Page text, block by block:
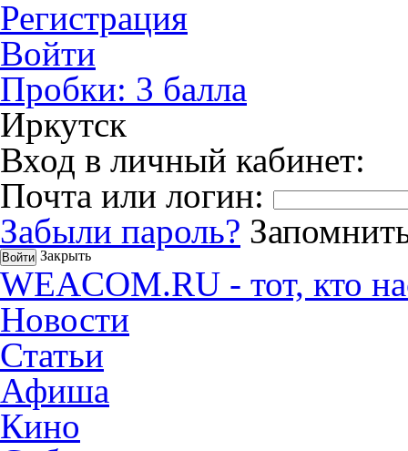
Регистрация
Войти
Пробки: 3 балла
Иркутск
Вход в личный кабинет:
Почта или логин:
Забыли пароль?
Закрыть
WEACOM.RU - тот, кто
Новости
Статьи
Афиша
Кино